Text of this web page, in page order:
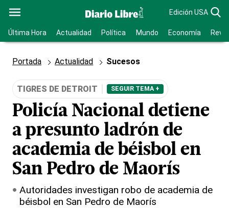
Edición USA
Última Hora Actualidad Política Mundo Economía
Portada Actualidad Sucesos
TIGRES DE DETROIT SEGUIR TEMA +
Policía Nacional detiene
a presunto ladrón de
academia de béisbol en
San Pedro de Maorís
Autoridades investigan robo de academia de
béisbol en San Pedro de Maorís